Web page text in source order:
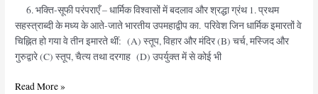
6. भक्ति-सूफी परंपराएँ – धार्मिक विश्वासों में बदलाव और श्रद्धा ग्रंथ 1. प्रथम
सहस्त्राब्दी के मध्य के आते-जाते भारतीय उपमहाद्वीप का. परिवेश जिन धार्मिक इमारतों वे
चिह्नित हो गया वे तीन इमारते थीं: (A) स्तूप, विहार और मंदिर (B) चर्च, मस्जिद और
गुरुद्वारे (C) स्तूप, चैत्य तथा दरगाह (D) उपर्युक्त में से कोई भी
Mcq
:
भक्ति-
सूफी
–
Read More »